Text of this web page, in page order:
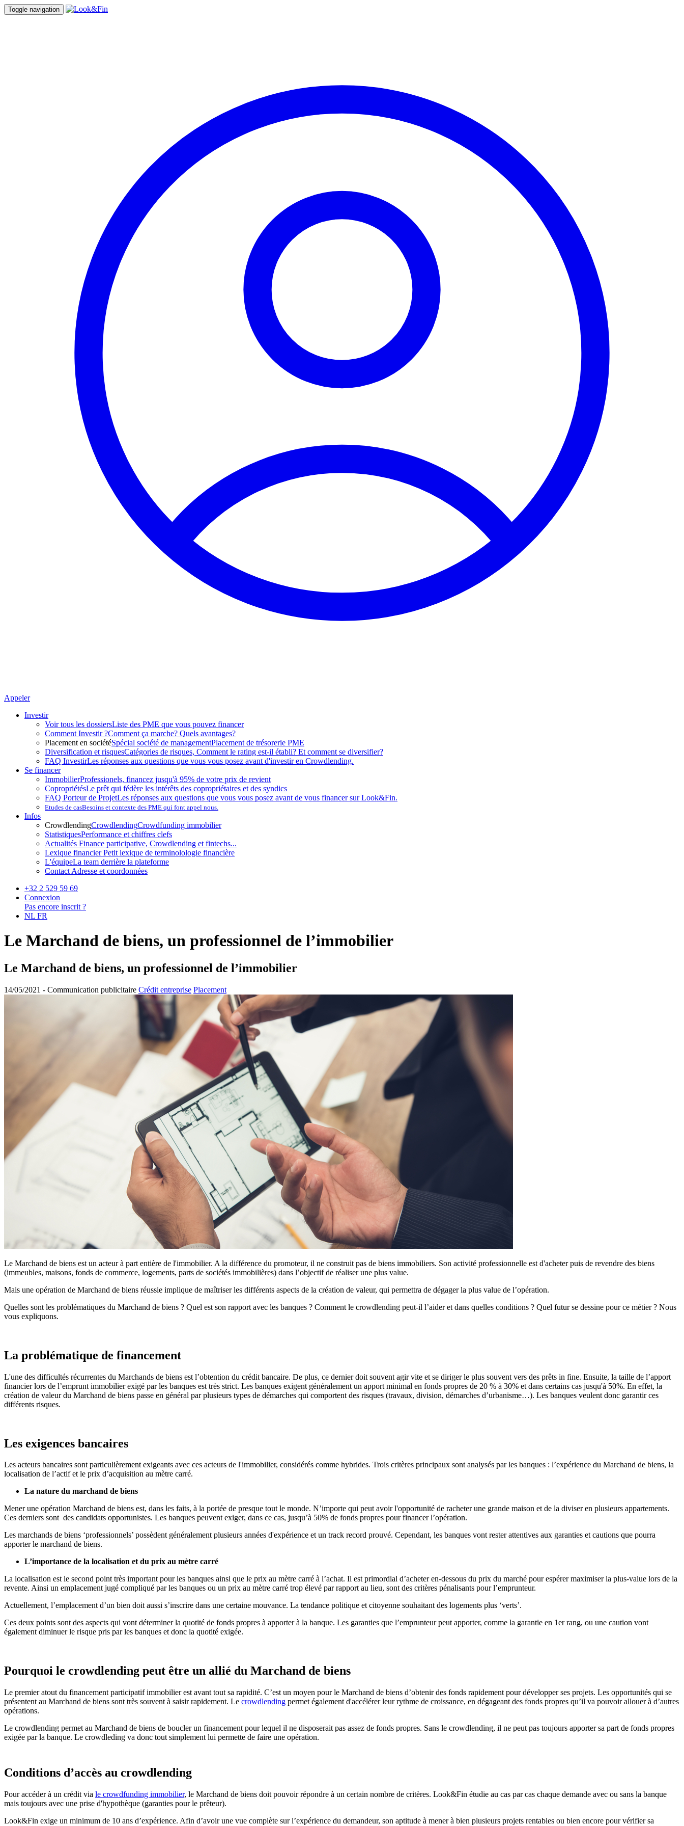
Toggle navigation
Appeler
Investir
Voir tous les dossiersListe des PME que vous pouvez financer
Comment Investir ?Comment ça marche? Quels avantages?
Placement en sociétéSpécial société de managementPlacement de trésorerie PME
Diversification et risquesCatégories de risques, Comment le rating est-il établi? Et comment se diversifier?
FAQ InvestirLes réponses aux questions que vous vous posez avant d'investir en Crowdlending.
Se financer
ImmobilierProfessionels, financez jusqu'à 95% de votre prix de revient
CopropriétésLe prêt qui fédère les intérêts des copropriétaires et des syndics
FAQ Porteur de ProjetLes réponses aux questions que vous vous posez avant de vous financer sur Look&Fin.
Etudes de casBesoins et contexte des PME qui font appel nous.
Infos
CrowdlendingCrowdlendingCrowdfunding immobilier
StatistiquesPerformance et chiffres clefs
Actualités Finance participative, Crowdlending et fintechs...
Lexique financierPetit lexique de terminolologie financière
L'équipeLa team derrière la plateforme
Contact Adresse et coordonnées
+32 2 529 59 69
Connexion
Pas encore inscrit ?
NL FR
Le Marchand de biens, un professionnel de l’immobilier
Le Marchand de biens, un professionnel de l’immobilier
14/05/2021 - Communication publicitaire Crédit entreprise Placement
Le Marchand de biens est un acteur à part entière de l'immobilier. A la différence du promoteur, il ne construit pas de biens immobiliers. Son activité professionnelle est d'acheter puis de revendre des biens
(immeubles, maisons, fonds de commerce, logements, parts de sociétés immobilières) dans l’objectif de réaliser une plus value.
Mais une opération de Marchand de biens réussie implique de maîtriser les différents aspects de la création de valeur, qui permettra de dégager la plus value de l’opération.
Quelles sont les problématiques du Marchand de biens ? Quel est son rapport avec les banques ? Comment le crowdlending peut-il l’aider et dans quelles conditions ? Quel futur se dessine pour ce métier ? Nous
vous expliquons.
La problématique de financement
L'une des difficultés récurrentes du Marchands de biens est l’obtention du crédit bancaire. De plus, ce dernier doit souvent agir vite et se diriger le plus souvent vers des prêts in fine. Ensuite, la taille de l’apport
financier lors de l’emprunt immobilier exigé par les banques est très strict. Les banques exigent généralement un apport minimal en fonds propres de 20 % à 30% et dans certains cas jusqu'à 50%. En effet, la
création de valeur du Marchand de biens passe en général par plusieurs types de démarches qui comportent des risques (travaux, division, démarches d’urbanisme…). Les banques veulent donc garantir ces
différents risques.
Les exigences bancaires
Les acteurs bancaires sont particulièrement exigeants avec ces acteurs de l'immobilier, considérés comme hybrides. Trois critères principaux sont analysés par les banques : l’expérience du Marchand de biens, la
localisation de l’actif et le prix d’acquisition au mètre carré.
La nature du marchand de biens
Mener une opération Marchand de biens est, dans les faits, à la portée de presque tout le monde. N’importe qui peut avoir l'opportunité de racheter une grande maison et de la diviser en plusieurs appartements.
Ces derniers sont des candidats opportunistes. Les banques peuvent exiger, dans ce cas, jusqu’à 50% de fonds propres pour financer l’opération.
Les marchands de biens ‘professionnels’ possèdent généralement plusieurs années d'expérience et un track record prouvé. Cependant, les banques vont rester attentives aux garanties et cautions que pourra
apporter le marchand de biens.
L’importance de la localisation et du prix au mètre carré
La localisation est le second point très important pour les banques ainsi que le prix au mètre carré à l’achat. Il est primordial d’acheter en-dessous du prix du marché pour espérer maximiser la plus-value lors de la
revente. Ainsi un emplacement jugé compliqué par les banques ou un prix au mètre carré trop élevé par rapport au lieu, sont des critères pénalisants pour l’emprunteur.
Actuellement, l’emplacement d’un bien doit aussi s’inscrire dans une certaine mouvance. La tendance politique et citoyenne souhaitant des logements plus ‘verts’.
Ces deux points sont des aspects qui vont déterminer la quotité de fonds propres à apporter à la banque. Les garanties que l’emprunteur peut apporter, comme la garantie en 1er rang, ou une caution vont
également diminuer le risque pris par les banques et donc la quotité exigée.
Pourquoi le crowdlending peut être un allié du Marchand de biens
Le premier atout du financement participatif immobilier est avant tout sa rapidité. C’est un moyen pour le Marchand de biens d’obtenir des fonds rapidement pour développer ses projets. Les opportunités qui se
présentent au Marchand de biens sont très souvent à saisir rapidement. Le crowdlending permet également d'accélérer leur rythme de croissance, en dégageant des fonds propres qu’il va pouvoir allouer à d’autres
opérations.
Le crowdlending permet au Marchand de biens de boucler un financement pour lequel il ne disposerait pas assez de fonds propres. Sans le crowdlending, il ne peut pas toujours apporter sa part de fonds propres
exigée par la banque. Le crowdleding va donc tout simplement lui permette de faire une opération.
Conditions d’accès au crowdlending
Pour accéder à un crédit via le crowdfunding immobilier, le Marchand de biens doit pouvoir répondre à un certain nombre de critères. Look&Fin étudie au cas par cas chaque demande avec ou sans la banque
mais toujours avec une prise d'hypothèque (garanties pour le prêteur).
Look&Fin exige un minimum de 10 ans d’expérience. Afin d’avoir une vue complète sur l’expérience du demandeur, son aptitude à mener à bien plusieurs projets rentables ou bien encore pour vérifier sa